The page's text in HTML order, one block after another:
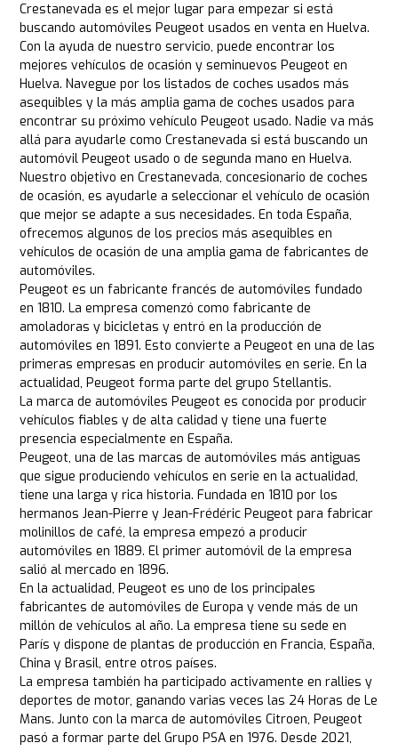
Crestanevada es el mejor lugar para empezar si está
buscando automóviles Peugeot usados en venta en Huelva.
Con la ayuda de nuestro servicio, puede encontrar los
mejores vehículos de ocasión y seminuevos Peugeot en
Huelva. Navegue por los listados de coches usados más
asequibles y la más amplia gama de coches usados para
encontrar su próximo vehículo Peugeot usado. Nadie va más
allá para ayudarle como Crestanevada si está buscando un
automóvil Peugeot usado o de segunda mano en Huelva.
Nuestro objetivo en Crestanevada, concesionario de coches
de ocasión, es ayudarle a seleccionar el vehículo de ocasión
que mejor se adapte a sus necesidades. En toda España,
ofrecemos algunos de los precios más asequibles en
vehículos de ocasión de una amplia gama de fabricantes de
automóviles.
Peugeot es un fabricante francés de automóviles fundado
en 1810. La empresa comenzó como fabricante de
amoladoras y bicicletas y entró en la producción de
automóviles en 1891. Esto convierte a Peugeot en una de las
primeras empresas en producir automóviles en serie. En la
actualidad, Peugeot forma parte del grupo Stellantis.
La marca de automóviles Peugeot es conocida por producir
vehículos fiables y de alta calidad y tiene una fuerte
presencia especialmente en España.
Peugeot, una de las marcas de automóviles más antiguas
que sigue produciendo vehículos en serie en la actualidad,
tiene una larga y rica historia. Fundada en 1810 por los
hermanos Jean-Pierre y Jean-Frédéric Peugeot para fabricar
molinillos de café, la empresa empezó a producir
automóviles en 1889. El primer automóvil de la empresa
salió al mercado en 1896.
En la actualidad, Peugeot es uno de los principales
fabricantes de automóviles de Europa y vende más de un
millón de vehículos al año. La empresa tiene su sede en
París y dispone de plantas de producción en Francia, España,
China y Brasil, entre otros países.
La empresa también ha participado activamente en rallies y
deportes de motor, ganando varias veces las 24 Horas de Le
Mans. Junto con la marca de automóviles Citroen, Peugeot
pasó a formar parte del Grupo PSA en 1976. Desde 2021,